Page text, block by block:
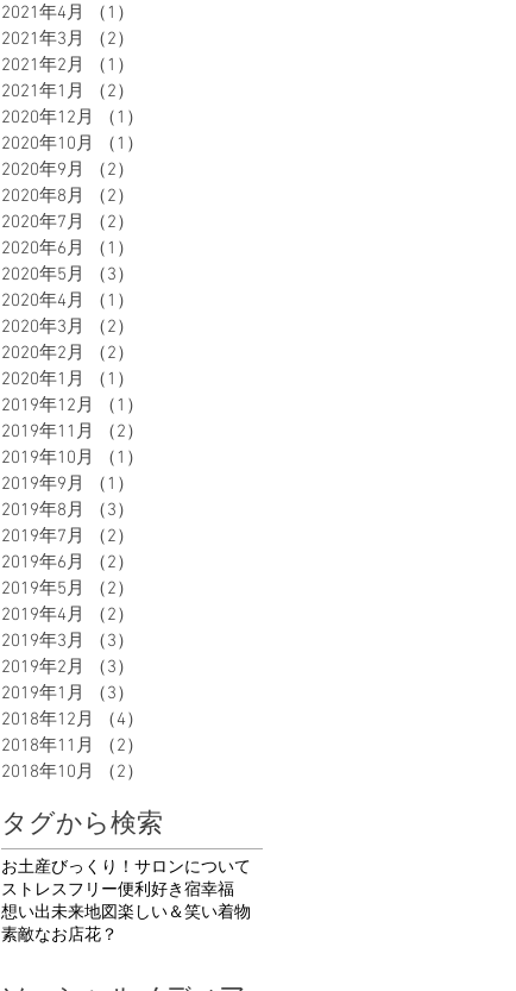
2021年4月
（1）
2021年3月
（2）
2021年2月
（1）
2021年1月
（2）
2020年12月
（1）
2020年10月
（1）
2020年9月
（2）
2020年8月
（2）
2020年7月
（2）
2020年6月
（1）
2020年5月
（3）
2020年4月
（1）
2020年3月
（2）
2020年2月
（2）
2020年1月
（1）
2019年12月
（1）
2019年11月
（2）
2019年10月
（1）
2019年9月
（1）
2019年8月
（3）
2019年7月
（2）
2019年6月
（2）
2019年5月
（2）
2019年4月
（2）
2019年3月
（3）
2019年2月
（3）
2019年1月
（3）
2018年12月
（4）
2018年11月
（2）
2018年10月
（2）
タグから検索
お土産びっくり！ サロンについて
ストレスフリー便利好き宿幸福
想い出未来地図楽しい＆笑い着物
素敵なお店花 ？